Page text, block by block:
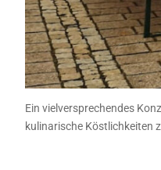
Ein vielversprechendes
kulinarische Köstlichkeiten